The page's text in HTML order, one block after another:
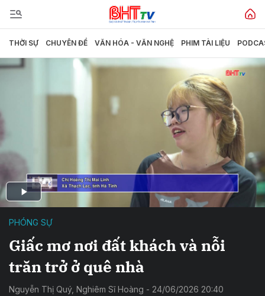
THỜI SỰ CHUYÊN ĐỀ VĂN HÓA - VĂN NGHỆ PHIM TÀI LIỆU
PHÓNG SỰ
Giấc mơ nơi đất khách và nỗi
trăn trở ở quê nhà
Nguyễn Thị Quý, Nghiêm Sĩ Hoàng - 24/06/2026 20:40